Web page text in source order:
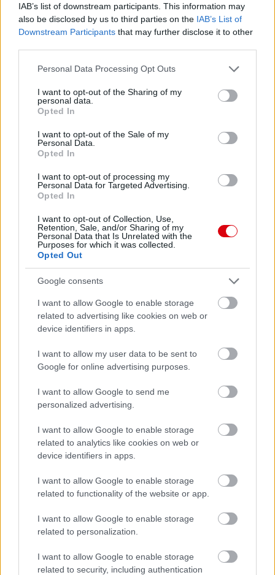
IAB’s list of downstream participants. This information may
also be disclosed by us to third parties on the IAB’s List of
Downstream Participants that may further disclose it to other
Please note that this website/app uses one or more Google
not limited to your visit or usage behaviour. You may click to
grant or deny consent to Google and its third-party tags to
use your data for below specified purposes in below Google
consent section.
Personal Data Processing Opt Outs
I want to opt-out of the Sharing of my
personal data.
Opted In
I want to opt-out of the Sale of my
Personal Data.
Opted In
I want to opt-out of processing my
Personal Data for Targeted Advertising.
Opted In
I want to opt-out of Collection, Use,
Retention, Sale, and/or Sharing of my
Personal Data that Is Unrelated with the
Purposes for which it was collected.
Opted Out
Google consents
I want to allow Google to enable storage
related to advertising like cookies on web or
device identifiers in apps.
I want to allow my user data to be sent to
Google for online advertising purposes.
I want to allow Google to send me
personalized advertising.
I want to allow Google to enable storage
related to analytics like cookies on web or
device identifiers in apps.
I want to allow Google to enable storage
related to functionality of the website or app.
I want to allow Google to enable storage
related to personalization.
I want to allow Google to enable storage
related to security, including authentication
Meccs Center
Manchester United
Felkészülési szezon 4. mérkőzés
Nya Ullevi, Göteborg
Leeds Unitedvs Manchester United2026-08-12 20:30
AC MilanvsManchester United
ELŐZŐ MÉRKŐZÉSEK
Támogatás
Támogasd adományoddal
a ManUtdFanatics.hu működését!
HARRY MAGUIRE
FRISS HÍREK
CARRINGTONBÓL